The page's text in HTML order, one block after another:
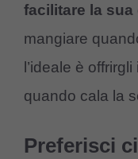
facilitare la
mangiare
l’ideale è
quando cala la
Preferisci